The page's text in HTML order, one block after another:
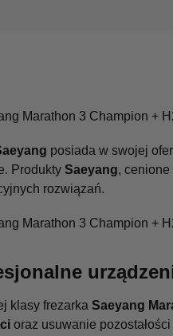
posiada w swojej
Produkty Saeyang,
rozwiązań.
klasy frezarka Saeyang
oraz usuwanie